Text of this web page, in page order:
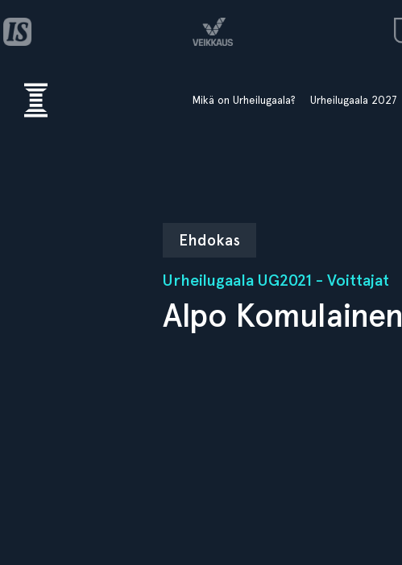
Mikä on Urheilugaala? Urheilugaala 2027
Ehdokas
Urheilugaala UG2021 - Voittajat
Alpo Komulainen